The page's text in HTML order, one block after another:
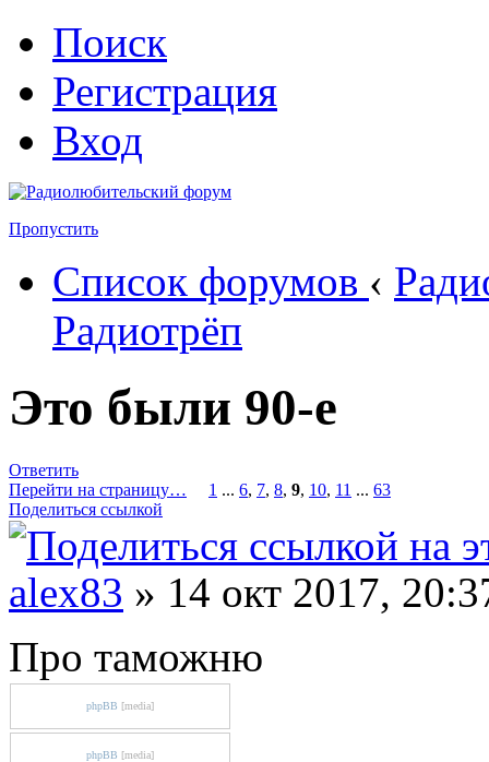
Поиск
Регистрация
Вход
Пропустить
Список форумов ‹
Радиотрёп
Это были 90-е
Ответить
Перейти на страницу…
1 ... 6, 7, 8, 9, 10, 11 ... 63
Поделиться ссылкой
alex83 » 14 окт 2017,
Про таможню
phpBB [media]
phpBB [media]